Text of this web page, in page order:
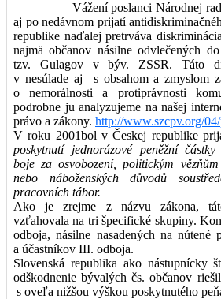
Vážení poslanci Národnej rady
aj po nedávnom prijatí
republike naďalej pretrváva
najmä občanov násilne odvlečených
tzv. Gulagov v býv. ZSSR. Táto
v nesúlade aj s obsahom a zmyslom
o nemorálnosti a protiprávnosti
podrobne ju analyzujeme na našej
právo a zákony. http://www.szcpv.org/
V roku 2001bol v Českej republike
poskytnutí jednorázové peněžní
boje za osvobození, politickým
nebo náboženských důvodů
pracovních tábor.
Ako je zrejme z názvu zákona,
vzťahovala na tri špecifické skupiny.
odboja, násilne nasadených na nútené
a účastníkov III. odboja.
Slovenská republika ako nástupnícky
odškodnenie bývalých čs. občanov
s oveľa nižšou výškou poskytnutého